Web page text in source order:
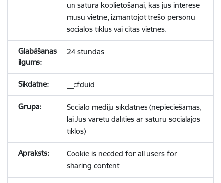
un satura koplietošanai, kas jūs interesē
mūsu vietnē, izmantojot trešo personu
sociālos tīklus vai citas vietnes.
24 stundas
__cfduid
Sociālo mediju sīkdatnes (nepieciešamas,
lai Jūs varētu dalīties ar saturu sociālajos
tīklos)
Cookie is needed for all users for
sharing content